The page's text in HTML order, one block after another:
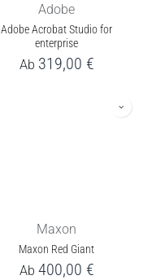
Adobe
Adobe Acrobat Studio for
enterprise
Ab 319,00 €
Maxon
Maxon Red Giant
Ab 400,00 €